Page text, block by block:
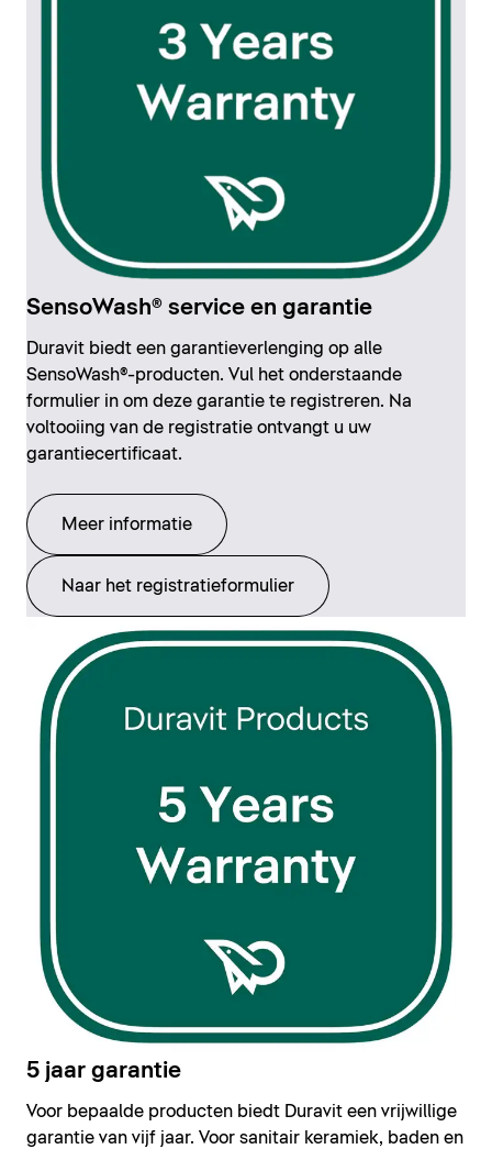
SensoWash® service en garantie
Duravit biedt een garantieverlenging op alle
SensoWash®-producten. Vul het onderstaande
formulier in om deze garantie te registreren. Na
voltooiing van de registratie ontvangt u uw
garantiecertificaat.
Meer informatie
Naar het registratieformulier
5 jaar garantie
Voor bepaalde producten biedt Duravit een vrijwillige
garantie van vijf jaar. Voor sanitair keramiek, baden en